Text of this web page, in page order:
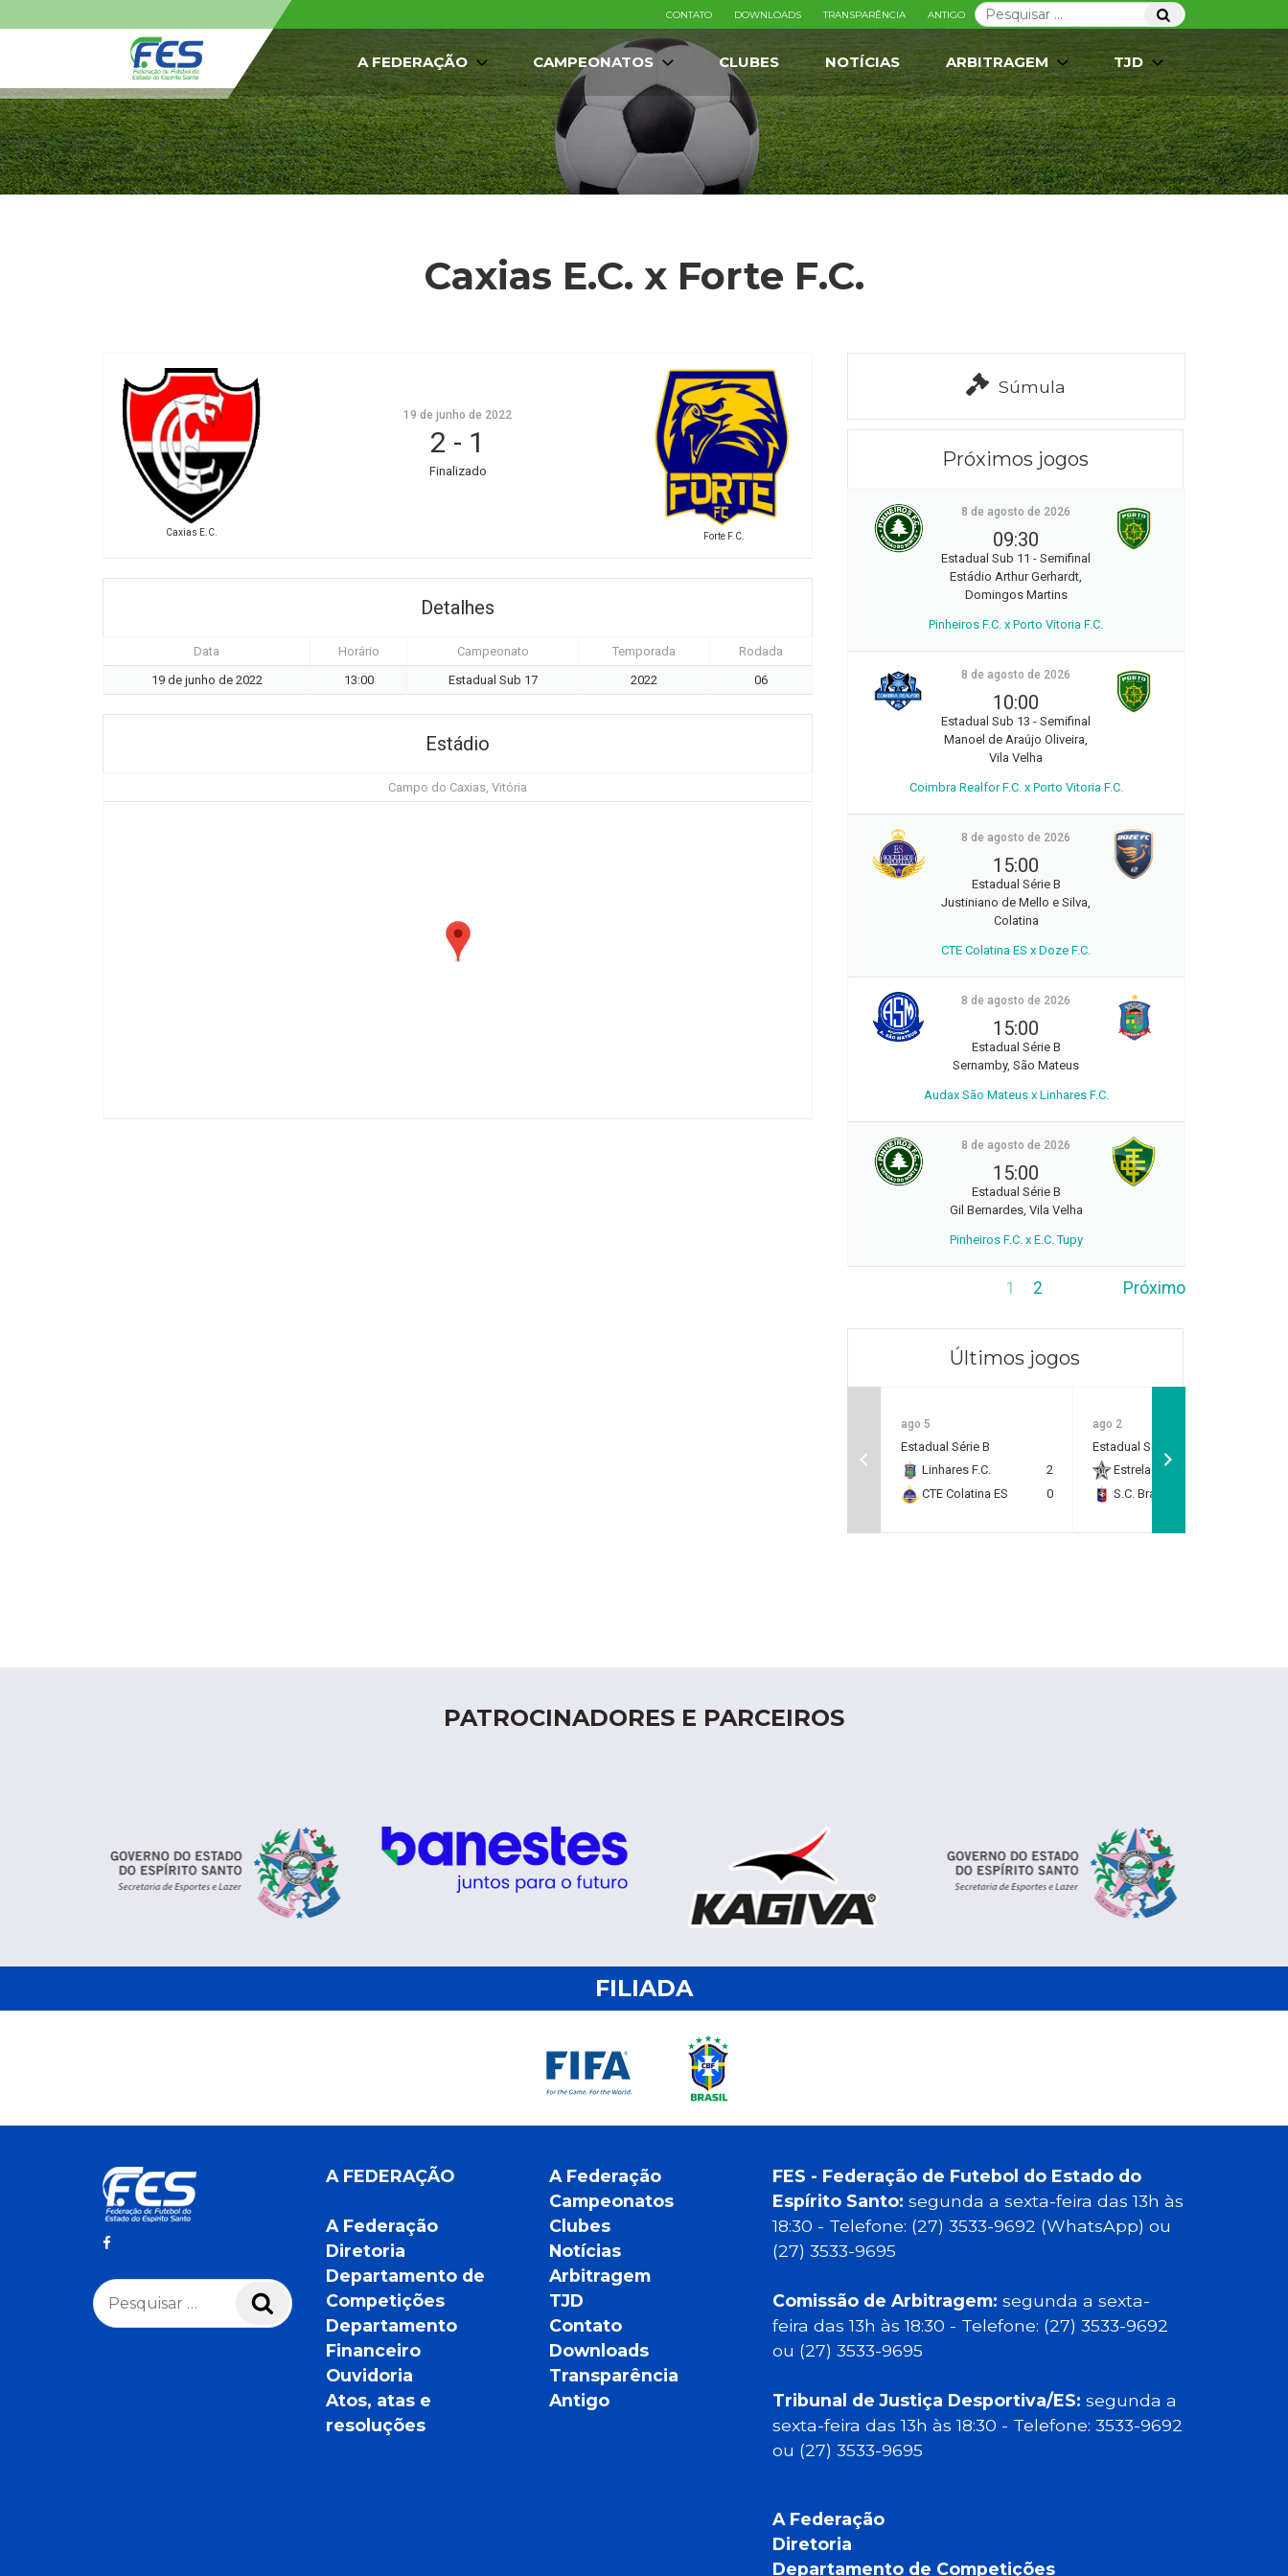
Pesquisar
por:
Pesquisar
CONTATO DOWNLOADS TRANSPARÊNCIA ANTIGO
A FEDERAÇÃO CAMPEONATOS CLUBES NOTÍCIAS ARBITRAGEM TJD
Caxias E.C. x Forte F.C.
Caxias E.C. Forte F.C.
19 de junho de 2022
2 - 1
Finalizado
Detalhes
Data Horário Campeonato Temporada
Rodada
19 de junho de 2022
13:00 Estadual Sub 17 2022 06
Estádio
Campo do Caxias, Vitória
Súmula
Próximos jogos
8 de agosto de 2026
09:30
Estadual Sub 11 - Semifinal
Estádio Arthur Gerhardt,
Domingos Martins
Pinheiros F.C. x Porto Vitoria F.C.
8 de agosto de 2026
10:00
Estadual Sub 13 - Semifinal
Manoel de Araújo Oliveira,
Vila Velha
Coimbra Realfor F.C. x Porto Vitoria F.C.
8 de agosto de 2026
15:00
Estadual Série B
Justiniano de Mello e Silva,
Colatina
CTE Colatina ES x Doze F.C.
8 de agosto de 2026
15:00
Estadual Série B
Sernamby, São Mateus
Audax São Mateus x Linhares F.C.
8 de agosto de 2026
15:00
Estadual Série B
Gil Bernardes, Vila Velha
Pinheiros F.C. x E.C. Tupy
1 2 Próximo
Últimos jogos
ago 5
Estadual Série B
Linhares F.C.
2
CTE Colatina ES
0
ago 2
Estadual Série B
Estrela do Norte F.C.
S.C. Brasil Capixaba
PATROCINADORES E PARCEIROS
FILIADA
Pesquisar
por:
Pesquisar
A FEDERAÇÃO
A Federação
Diretoria
Departamento de
Competições
Departamento
Financeiro
Ouvidoria
Atos, atas e
resoluções
A Federação
Campeonatos
Clubes
Notícias
Arbitragem
TJD
Contato
Downloads
Transparência
Antigo
FES - Federação de Futebol do Estado do
Espírito Santo: segunda a sexta-feira das 13h às
18:30 - Telefone: (27) 3533-9692 (WhatsApp) ou
(27) 3533-9695
Comissão de Arbitragem: segunda a sexta-
feira das 13h às 18:30 - Telefone: (27) 3533-9692
ou (27) 3533-9695
Tribunal de Justiça Desportiva/ES: segunda a
sexta-feira das 13h às 18:30 - Telefone: 3533-9692
ou (27) 3533-9695
A Federação
Diretoria
Departamento de Competições